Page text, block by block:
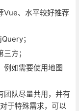
Vue、水平较好推荐
；
方；
例如需要使用地图
团队尽量共用，并有
于特殊需求，可以